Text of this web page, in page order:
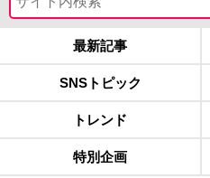
最新記事
SNSトピック
トレンド
特別企画